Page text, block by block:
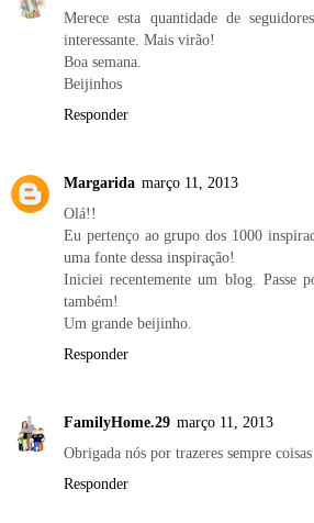
Merece esta quantidade de
interessante. Mais virão!
Boa semana.
Beijinhos
Responder
Margarida março 11, 2013
Olá!!
Eu pertenço ao grupo dos 1000
uma fonte dessa inspiração!
Iniciei recentemente um blog. Passe
também!
Um grande beijinho.
Responder
FamilyHome.29 março 11, 2013
Obrigada nós por trazeres sempre
Responder